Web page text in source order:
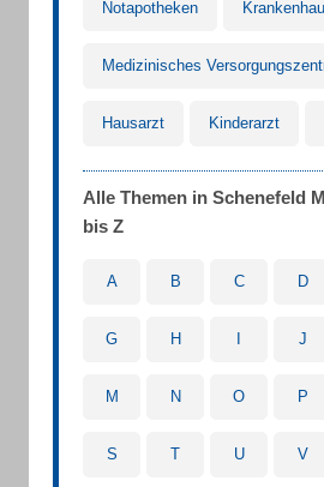
Notapotheken
Medizinisches
Hausarzt Kinderarzt
Alle Themen in Schenefeld
bis Z
A B C D
G H J
M N O P
S T U V